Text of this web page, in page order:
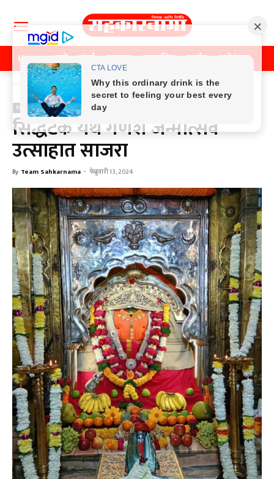
Home पुणे मुंबई महाराष्ट्र राजकीय क्राईम मनोरंजन
Home Previos News
Previos News
सिद्धटेक येथे गणेश जन्मोत्सव
उत्साहात साजरा
By Team Sahkarnama - फेब्रुवारी 13, 2024